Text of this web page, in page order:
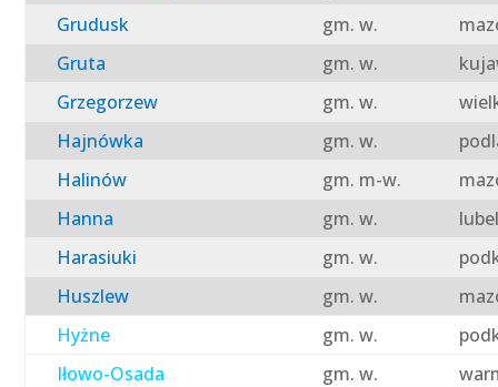
Grudusk
gm. w.
Gruta
gm. w.
Grzegorzew
gm. w.
Hajnówka
gm. w.
Halinów
gm. m-w.
Hanna
gm. w.
Harasiuki
gm. w.
Huszlew
gm. w.
Hyżne
gm. w.
Iłowo-Osada
gm. w.